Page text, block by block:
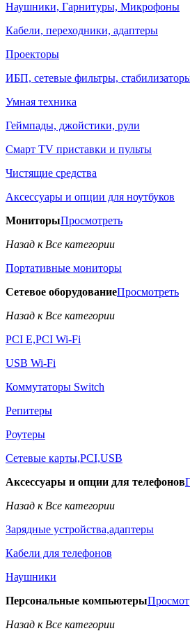
Наушники, Гарнитуры, Микрофоны
Кабели, переходники, адаптеры
Проекторы
ИБП, сетевые фильтры,
Умная техника
Геймпады, джойстики, рули
Смарт TV приставки и пульты
Чистящие средства
Аксессуары и опции для ноутбуков
МониторыПросмотреть
Назад к Все категории
Портативные мониторы
Сетевое оборудованиеПросмотреть
Назад к Все категории
PCI E,PCI Wi-Fi
USB Wi-Fi
Коммутаторы Switch
Репитеры
Роутеры
Сетевые карты,PCI,USB
Аксессуары и опции для телефонов
Назад к Все категории
Зарядные устройства,адаптеры
Кабели для телефонов
Наушники
Персональные компьютеры
Назад к Все категории